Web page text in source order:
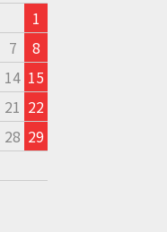
1
7
8
14 15
21 22
28 29